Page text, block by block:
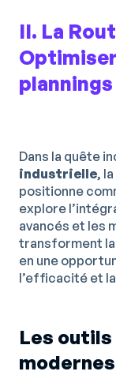
II. La
plannings
Dans la quête
industrielle, la
positionne
explore
avancés et les
transforment la
en une
l’efficacité et
Les outils